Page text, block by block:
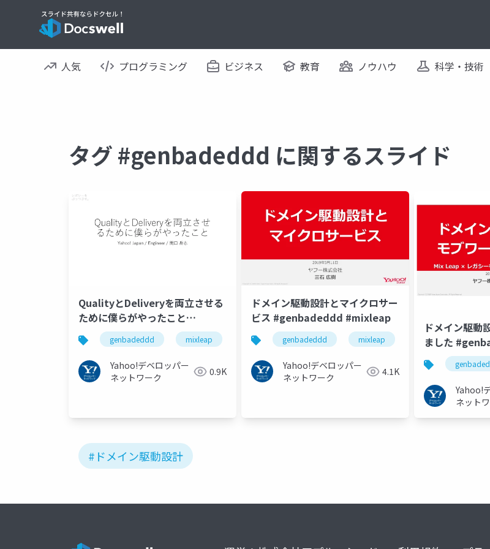
人気 プログラミング ビジネス 教育 ノウハウ 科学・技術
タグ #genbadeddd に関するスライド
QualityとDeliveryを両立させる
ために僕らがやったこと
#genbadeddd #mixleap
genbadeddd mixleap
Yahoo!デベロッパー
ネットワーク
0.9K
ドメイン駆動設計とマイクロサー
ビス #genbadeddd #mixleap
genbadeddd mixleap
Yahoo!デベロッパー
ネットワーク
4.1K
ドメイン駆動
ました
#mixleap
Yahoo!
ネット
#ドメイン駆動設計